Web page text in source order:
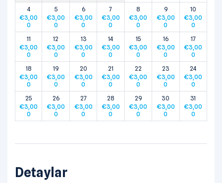
4
€3,00
0
5
€3,00
0
6
€3,00
0
7
€3,00
0
8
€3,00
0
9
€3,00
0
10
€3,00
0
11
€3,00
0
12
€3,00
0
13
€3,00
0
14
€3,00
0
15
€3,00
0
16
€3,00
0
17
€3,00
0
18
€3,00
0
19
€3,00
0
20
€3,00
0
21
€3,00
0
22
€3,00
0
23
€3,00
0
24
€3,00
0
25
€3,00
0
26
€3,00
0
27
€3,00
0
28
€3,00
0
29
€3,00
0
30
€3,00
0
31
€3,00
0
Detaylar